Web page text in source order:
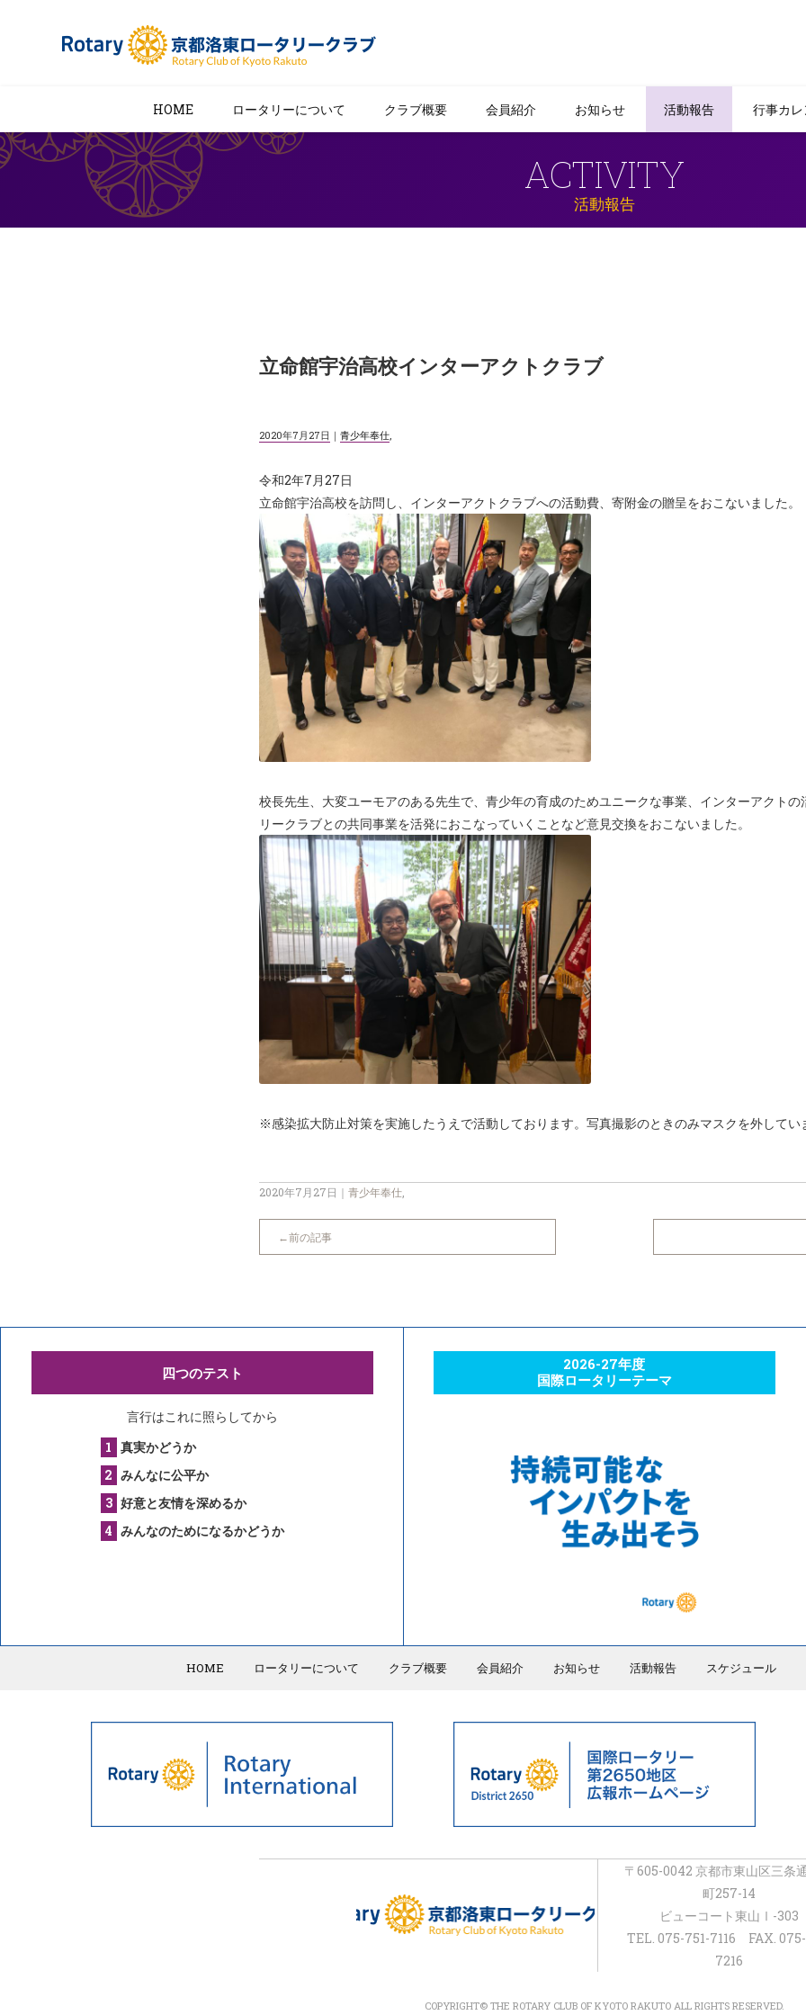
HOME ロータリーについて クラブ概要 会員紹介 お知らせ 活動報告 行事カ
ACTIVITY
活動報告
立命館宇治高校インターアクトクラブ
2020年7月27日 ｜ 青少年奉仕
令和2年7月27日
立命館宇治高校を訪問し、インターアクトクラブへの活動費、寄附金の贈呈をおこないました。
校長先生、大変ユーモアのある先生で、青少年の育成のためユニークな事業、インターアクト
リークラブとの共同事業を活発におこなっていくことなど意見交換をおこないました。
※感染拡大防止対策を実施したうえで活動しております。写真撮影のときのみマスクを外してい
2020年7月27日 ｜ 青少年奉仕
前の記事
四つのテスト
言行はこれに照らしてから
真実かどうか
みんなに公平か
好意と友情を深めるか
みんなのためになるかどうか
2026-27年度
国際ロータリーテーマ
HOME ロータリーについて クラブ概要 会員紹介 お知らせ 活動報告 スケジュール
〒605-0042 京都市東山区三条
町257-14
ビューコート東山Ⅰ-303
TEL. 075-751-7116 FAX.
7216
COPYRIGHT© THE ROTARY CLUB OF KYOTO RAKUTO ALL RIGHTS RESERVED.